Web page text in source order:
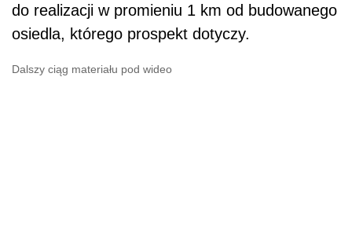
do realizacji w promieniu 1 km od budowanego
osiedla, którego prospekt dotyczy.
Dalszy ciąg materiału pod wideo